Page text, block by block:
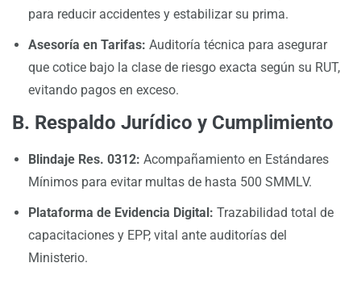
para reducir accidentes y estabilizar su prima.
Asesoría en Tarifas: Auditoría técnica para asegurar
que cotice bajo la clase de riesgo exacta según su RUT,
evitando pagos en exceso.
B. Respaldo Jurídico y Cumplimiento
Blindaje Res. 0312: Acompañamiento en Estándares
Mínimos para evitar multas de hasta 500 SMMLV.
Plataforma de Evidencia Digital: Trazabilidad total de
capacitaciones y EPP, vital ante auditorías del
Ministerio.